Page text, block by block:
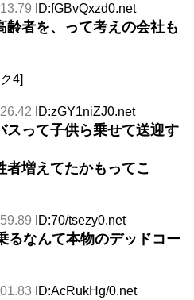
ID:fGBvQxzd0.net
齢者を、って考えの会社も
4]
ID:zGY1niZJ0.net
スって子供ら乗せて送迎す
者増えてたかもってこ
ID:70/tsezy0.net
るなんて本物のデッドコー
ID:AcRukHg/0.net